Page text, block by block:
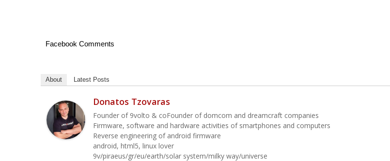
Facebook Comments
About Latest Posts
Donatos Tzovaras
Founder of 9volto & coFounder of domcom and dreamcraft companies
Firmware, software and hardware activities of smartphones and computers
Reverse engineering of android firmware
android, html5, linux lover
9v/piraeus/gr/eu/earth/solar system/milky way/universe